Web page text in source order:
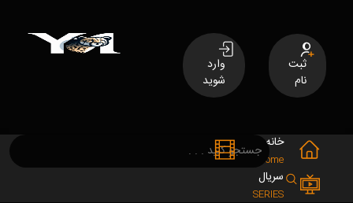
ثبت
نام
وارد
شوید
خانه
Home
سریال
SERIES